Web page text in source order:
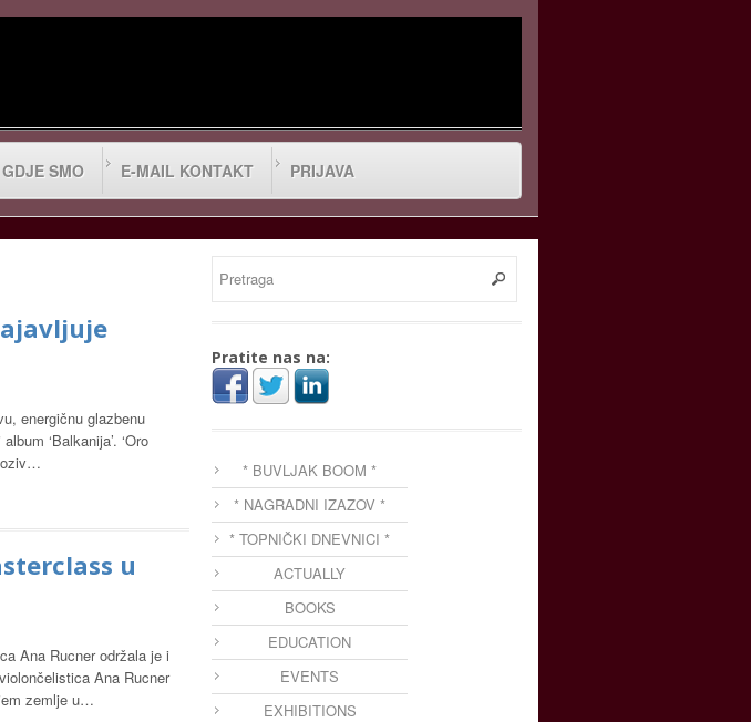
GDJE SMO E-MAIL KONTAKT PRIJAVA
energičnu glazbenu
‘Balkanija’. ‘Oro
u
Ana Rucner održala je i
Ana Rucner
zemlje u…
Pratite nas na:
* BUVLJAK BOOM *
* NAGRADNI IZAZOV *
* TOPNIČKI DNEVNICI *
ACTUALLY
BOOKS
EDUCATION
EVENTS
EXHIBITIONS